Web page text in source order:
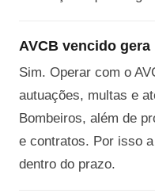
AVCB vencido gera
Sim. Operar com o
autuações, multas e
Bombeiros, além de
e contratos. Por isso
dentro do prazo.